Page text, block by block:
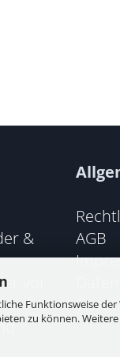
Funktionsweise der
zu können.
&
vor
AGB